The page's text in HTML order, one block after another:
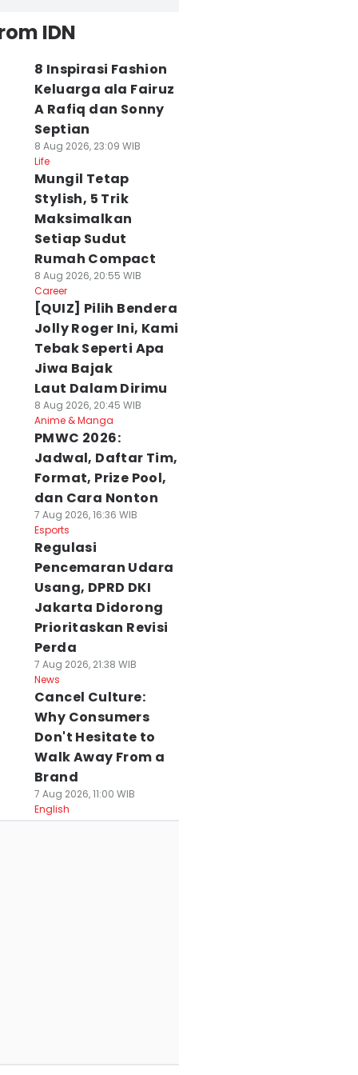
IDN
8 Inspirasi Fashion
Keluarga ala Fairuz
A Rafiq dan Sonny
Septian
8 Aug 2026, 23:09 WIB
Life
Mungil Tetap
Stylish, 5 Trik
Maksimalkan
Setiap Sudut
Rumah Compact
8 Aug 2026, 20:55 WIB
Career
[QUIZ] Pilih Bendera
Jolly Roger Ini, Kami
Tebak Seperti Apa
Jiwa Bajak
Laut Dalam Dirimu
8 Aug 2026, 20:45 WIB
Anime & Manga
PMWC 2026:
Jadwal, Daftar Tim,
Format, Prize Pool,
dan Cara Nonton
7 Aug 2026, 16:36 WIB
Esports
Regulasi
Pencemaran Udara
Usang, DPRD DKI
Jakarta Didorong
Prioritaskan Revisi
Perda
7 Aug 2026, 21:38 WIB
News
Cancel Culture:
Why Consumers
Don't Hesitate to
Walk Away From a
Brand
7 Aug 2026, 11:00 WIB
English